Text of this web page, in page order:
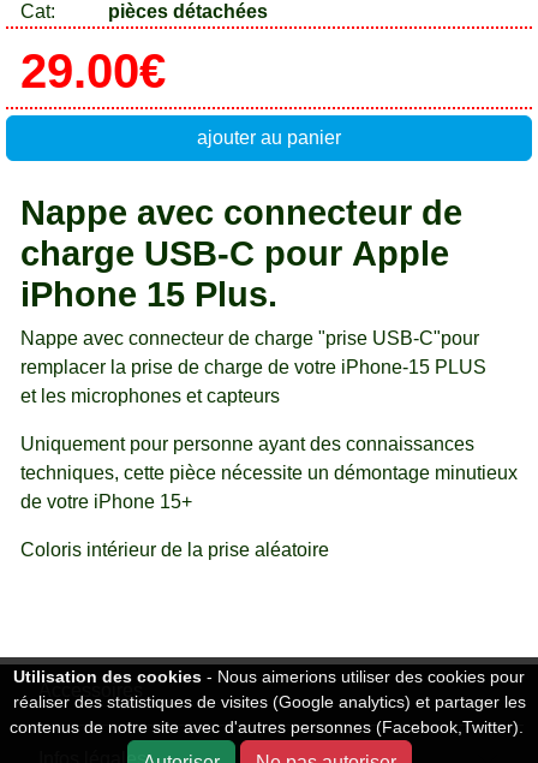
Cat:
pièces détachées
29.00€
ajouter au panier
Nappe avec connecteur de
charge USB-C pour Apple
iPhone 15 Plus.
Nappe avec connecteur de charge "prise USB-C"pour
remplacer la prise de charge de votre iPhone-15 PLUS
et les microphones et capteurs
Uniquement pour personne ayant des connaissances
techniques, cette pièce nécessite un démontage minutieux
de votre iPhone 15+
Coloris intérieur de la prise aléatoire
Utilisation des cookies - Nous aimerions utiliser des cookies pour
réaliser des statistiques de visites (Google analytics) et partager les
contenus de notre site avec d'autres personnes (Facebook,Twitter).